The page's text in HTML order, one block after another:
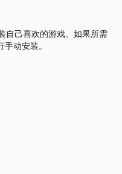
自己喜欢的游戏。如果所需
动安装。